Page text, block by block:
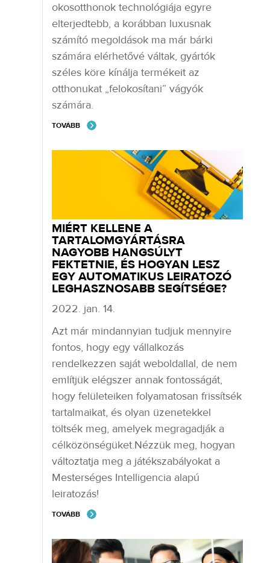
okosotthonok technológiája egyre
elterjedtebb, a korábban luxusnak
számító megoldások ma már bárki
számára elérhetővé váltak, gyártók
széles köre kínálja termékeit az
otthonukat „felokosítani” vágyók
számára.
TOVÁBB
MIÉRT KELLENE A
TARTALOMGYÁRTÁSRA
NAGYOBB HANGSÚLYT
FEKTETNIE, ÉS HOGYAN LESZ
EGY AUTOMATIKUS LEIRATOZÓ
LEGHASZNOSABB SEGÍTSÉGE?
2022. jan. 14.
Azt már mindannyian tudjuk mennyire
fontos, hogy egy vállalkozás
rendelkezzen saját weboldallal, de nem
említjük elégszer annak fontosságát,
hogy felületeiken folyamatosan frissítsék
tartalmaikat, és olyan üzenetekkel
töltsék meg, amelyek megragadják a
célközönségüket.Nézzük meg, hogyan
változtatja meg a játékszabályokat a
Mesterséges Intelligencia alapú
leiratozás!
TOVÁBB